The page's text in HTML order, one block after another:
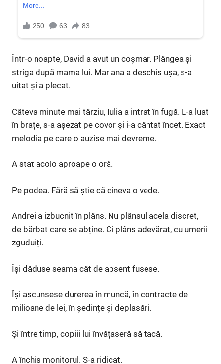
Într-o noapte, David a avut un coșmar. Plângea și
striga după mama lui. Mariana a deschis ușa, s-a
uitat și a plecat.
Câteva minute mai târziu, Iulia a intrat în fugă. L-a luat
în brațe, s-a așezat pe covor și i-a cântat încet. Exact
melodia pe care o auzise mai devreme.
A stat acolo aproape o oră.
Pe podea. Fără să știe că cineva o vede.
Andrei a izbucnit în plâns. Nu plânsul acela discret,
de bărbat care se abține. Ci plâns adevărat, cu umerii
zguduiți.
Își dăduse seama cât de absent fusese.
Își ascunsese durerea în muncă, în contracte de
milioane de lei, în ședințe și deplasări.
Și între timp, copiii lui învățaseră să tacă.
A închis monitorul. S-a ridicat.